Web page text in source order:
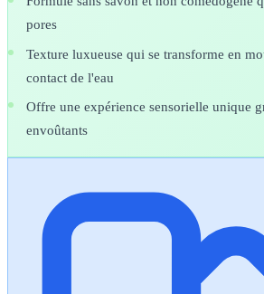
pores
Texture luxueuse qui se transforme en
contact de l'eau
Offre une expérience sensorielle unique
envoûtants